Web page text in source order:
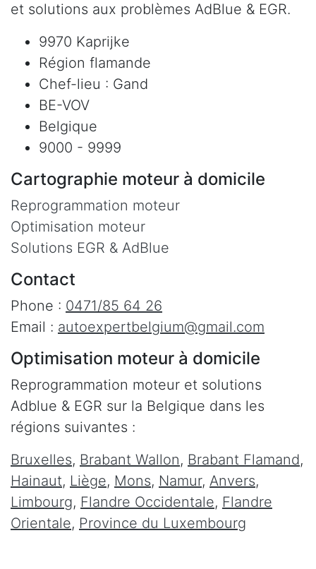
et solutions aux problèmes AdBlue & EGR.
9970 Kaprijke
Région flamande
Chef-lieu : Gand
BE-VOV
Belgique
9000 - 9999
Cartographie moteur à domicile
Reprogrammation moteur
Optimisation moteur
Solutions EGR & AdBlue
Contact
Phone : 0471/85 64 26
Email : autoexpertbelgium@gmail.com
Optimisation moteur à domicile
Reprogrammation moteur et solutions
Adblue & EGR sur la Belgique dans les
régions suivantes :
Bruxelles, Brabant Wallon, Brabant Flamand,
Hainaut, Liège, Mons, Namur, Anvers,
Limbourg, Flandre Occidentale, Flandre
Orientale, Province du Luxembourg